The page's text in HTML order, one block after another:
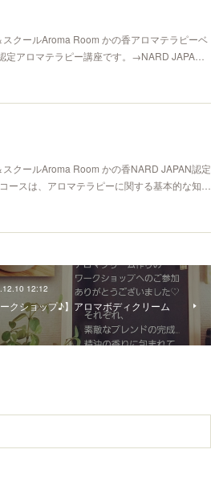
クールAroma Room かの香アロマテラピーベ
定アロマテラピー講座です。→NARD JAPA…
クールAroma Room かの香NARD JAPAN認定
ースは、アロマテラピーに関する基本的な知…
12:12
ークショップ♪】アロマボディクリーム